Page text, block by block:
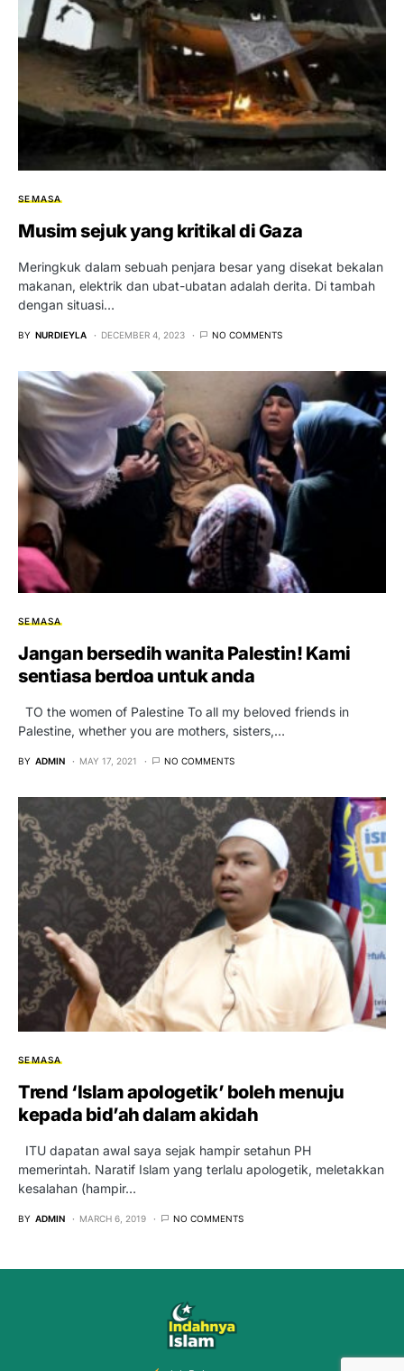
SEMASA
Musim sejuk yang kritikal di Gaza
Meringkuk dalam sebuah penjara besar yang disekat bekalan
makanan, elektrik dan ubat-ubatan adalah derita. Di tambah
dengan situasi…
BY NURDIEYLA DECEMBER 4, 2023 NO COMMENTS
SEMASA
Jangan bersedih wanita Palestin! Kami
sentiasa berdoa untuk anda
TO the women of Palestine To all my beloved friends in
Palestine, whether you are mothers, sisters,…
BY ADMIN MAY 17, 2021 NO COMMENTS
SEMASA
Trend ‘Islam apologetik’ boleh menuju
kepada bid’ah dalam akidah
ITU dapatan awal saya sejak hampir setahun PH
memerintah. Naratif Islam yang terlalu apologetik, meletakkan
kesalahan (hampir…
BY ADMIN MARCH 6, 2019 NO COMMENTS